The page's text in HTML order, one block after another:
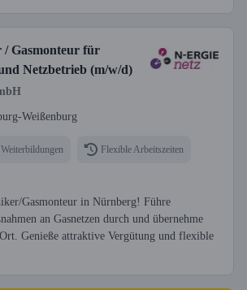
/ Gasmonteur für
Netzbetrieb (m/w/d)
Weißenburg
Weiterbildungen Flexible Arbeitszeiten
Gasmonteur in Nürnberg! Führe
an Gasnetzen durch und übernehme
Genieße attraktive Vergütung und flexible